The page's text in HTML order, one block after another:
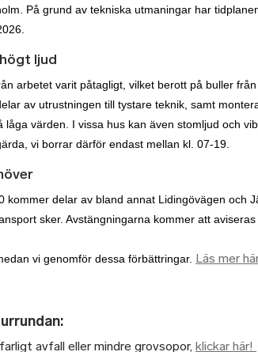
På grund av tekniska utmaningar har
ljud
arbetet varit påtagligt, vilket berott på buller
av utrustningen till tystare teknik, samt
låga värden. I vissa hus kan även stomljud och
vi borrar därför endast mellan kl. 07-19.
kommer delar av bland annat Lidingövägen och
sker. Avstängningarna kommer att
vi genomför dessa förbättringar. Läs mer
avfall eller mindre grovsopor, klickar här!